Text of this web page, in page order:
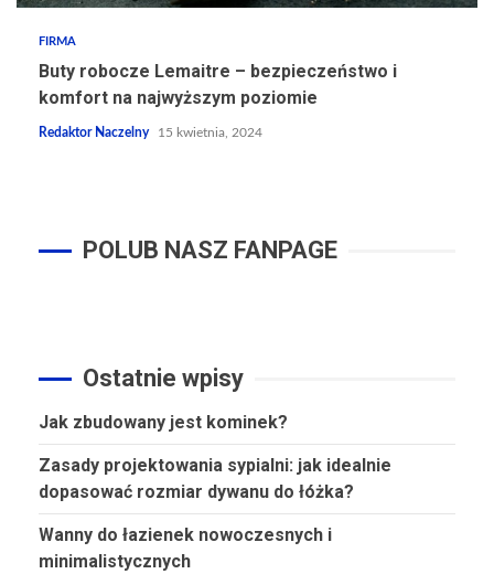
FIRMA
Buty robocze Lemaitre – bezpieczeństwo i
komfort na najwyższym poziomie
Redaktor Naczelny 15 kwietnia, 2024
POLUB NASZ FANPAGE
Ostatnie wpisy
Jak zbudowany jest kominek?
Zasady projektowania sypialni: jak idealnie
dopasować rozmiar dywanu do łóżka?
Wanny do łazienek nowoczesnych i
minimalistycznych